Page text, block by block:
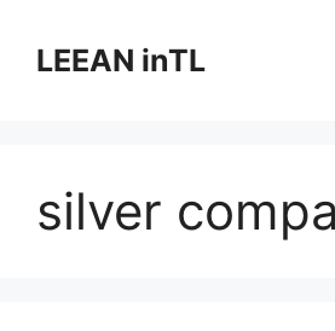
contentLEEAN inTL
silver